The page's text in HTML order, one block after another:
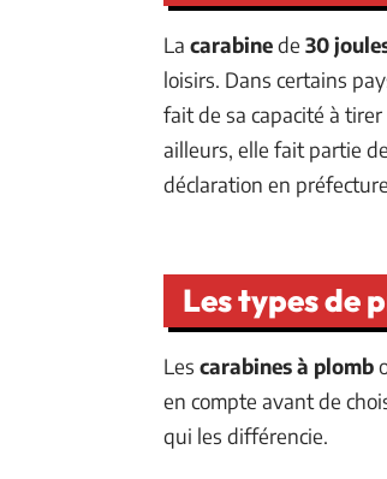
La carabinede 30
loisirs. Dans certains
fait de sa capacité à
ailleurs, elle fait partie
déclaration en
Les types de
Les carabines à plomb
en compte avant de
qui les différencie.